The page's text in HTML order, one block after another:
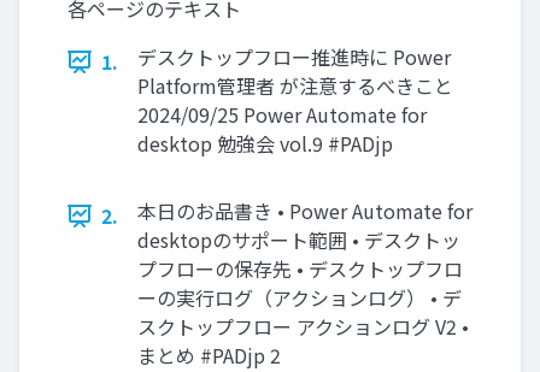
各ページのテキスト
1.
デスクトップフロー推進時に Power
Platform管理者 が注意するべきこと
2024/09/25 Power Automate for
desktop 勉強会 vol.9 #PADjp
2.
本日のお品書き • Power Automate for
desktopのサポート範囲 • デスクトッ
プフローの保存先 • デスクトップフロ
ーの実行ログ（アクションログ） • デ
スクトップフロー アクションログ V2 •
まとめ #PADjp 2